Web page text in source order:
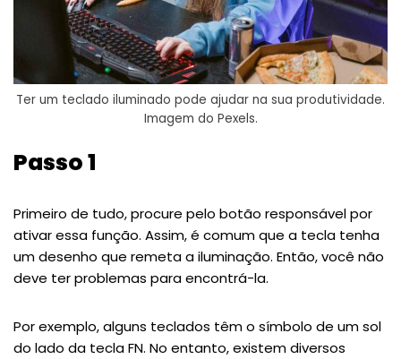
Ter um teclado iluminado pode ajudar na sua produtividade.
Imagem do Pexels.
Passo 1
Primeiro de tudo, procure pelo botão responsável por
ativar essa função. Assim, é comum que a tecla tenha
um desenho que remeta a iluminação. Então, você não
deve ter problemas para encontrá-la.
Por exemplo, alguns teclados têm o símbolo de um sol
do lado da tecla FN. No entanto, existem diversos